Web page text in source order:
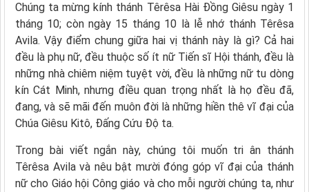
Chúng ta mừng kính thánh Têrêsa Hài Đồng Giêsu ngày 1
tháng 10; còn ngày 15 tháng 10 là lễ nhớ thánh Têrêsa
Avila. Vậy điểm chung giữa hai vị thánh này là gì? Cả hai
đều là phụ nữ, đều thuộc số ít nữ Tiến sĩ Hội thánh, đều là
những nhà chiêm niệm tuyệt vời, đều là những nữ tu dòng
kín Cát Minh, nhưng điều quan trọng nhất là họ đều đã,
đang, và sẽ mãi đến muôn đời là những hiền thê vĩ đại của
Chúa Giêsu Kitô, Đấng Cứu Độ ta.
Trong bài viết ngắn này, chúng tôi muốn tri ân thánh
Têrêsa Avila và nêu bật mười đóng góp vĩ đại của thánh
nữ cho Giáo hội Công giáo và cho mỗi người chúng ta, như